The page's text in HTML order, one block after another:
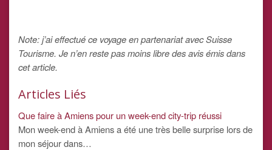
Note: j’ai effectué ce voyage en partenariat avec Suisse
Tourisme. Je n’en reste pas moins libre des avis émis dans
cet article.
Articles Liés
Que faire à Amiens pour un week-end city-trip réussi
Mon week-end à Amiens a été une très belle surprise lors de
mon séjour dans…